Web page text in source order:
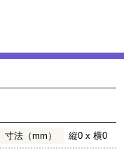
寸法（mm） 縦0 x 横0